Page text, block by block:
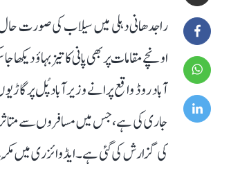
راجدھانی دہلی میں سیلاب کی صورت حال
اونچے مقامات پر بھی پانی کا تیز بہاؤ
آباد روڈ واقع پرانے وزیرآباد پُل پر
جاری کی ہے، جس میں مسافروں سے
کی گزارش کی گئی ہے۔ ایڈوائزری میں